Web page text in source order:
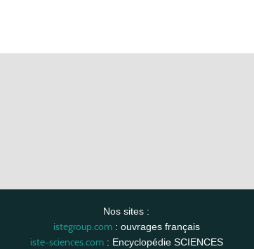
Nos sites :
istegroup.com: ouvrages français
iste-sciences.com: Encyclopédie SCIENCES